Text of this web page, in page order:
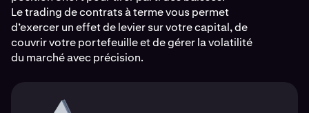
Le trading de contrats à terme vous permet
d’exercer un effet de levier sur votre capital, de
couvrir votre portefeuille et de gérer la volatilité
du marché avec précision.